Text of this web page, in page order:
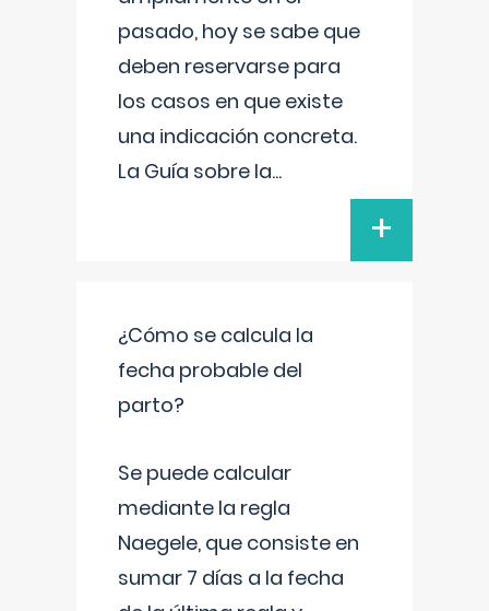
pasado, hoy se sabe que
deben reservarse para
los casos en que existe
una indicación concreta.
La Guía sobre la...
+
¿Cómo se calcula la
fecha probable del
parto?
Se puede calcular
mediante la regla
Naegele, que consiste en
sumar 7 días a la fecha